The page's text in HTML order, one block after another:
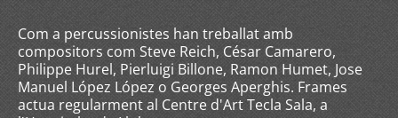
Com a percussionistes han treballat amb
compositors com Steve Reich, César Camarero,
Philippe Hurel, Pierluigi Billone, Ramon Humet, Jose
Manuel López López o Georges Aperghis. Frames
actua regularment al Centre d'Art Tecla Sala, a